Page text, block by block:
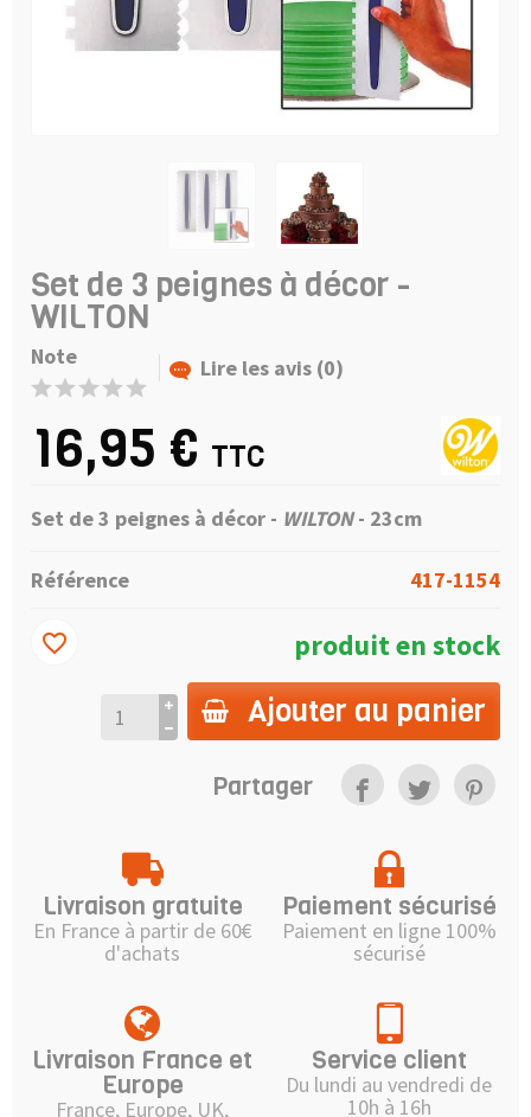
Set de 3 peignes à décor -
WILTON
Note Lire les avis (0)
16,95 € TTC
Set de 3 peignes à décor - WILTON- 23cm
Référence 417-1154
produit en stock
Ajouter au panier
favorite_border
Partager
Livraison gratuite
En France à partir de 60€
d'achats
Paiement sécurisé
Paiement en ligne 100%
sécurisé
Livraison France et
Europe
France, Europe, UK,
Service client
Du lundi au vendredi de
10h à 16h